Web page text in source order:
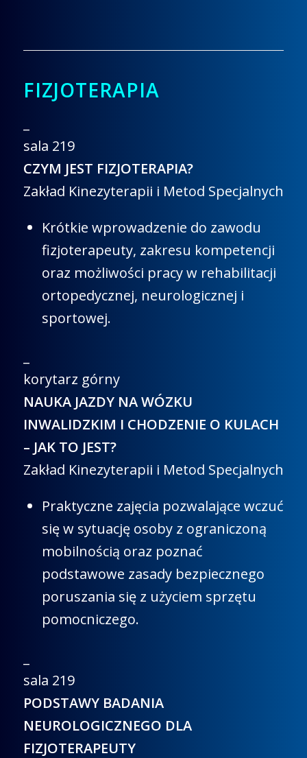
FIZJOTERAPIA
sala 219
CZYM JEST FIZJOTERAPIA?
Zakład Kinezyterapii i Metod Specjalnych
Krótkie wprowadzenie do zawodu
fizjoterapeuty, zakresu kompetencji
oraz możliwości pracy w rehabilitacji
ortopedycznej, neurologicznej i
sportowej.
korytarz górny
NAUKA JAZDY NA WÓZKU
INWALIDZKIM I CHODZENIE O KULACH
– JAK TO JEST?
Zakład Kinezyterapii i Metod Specjalnych
Praktyczne zajęcia pozwalające wczuć
się w sytuację osoby z ograniczoną
mobilnością oraz poznać
podstawowe zasady bezpiecznego
poruszania się z użyciem sprzętu
pomocniczego.
sala 219
PODSTAWY BADANIA
NEUROLOGICZNEGO DLA
FIZJOTERAPEUTY